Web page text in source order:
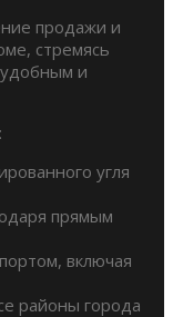
продажи и
стремясь
удобным и
угля
прямым
включая
районы города